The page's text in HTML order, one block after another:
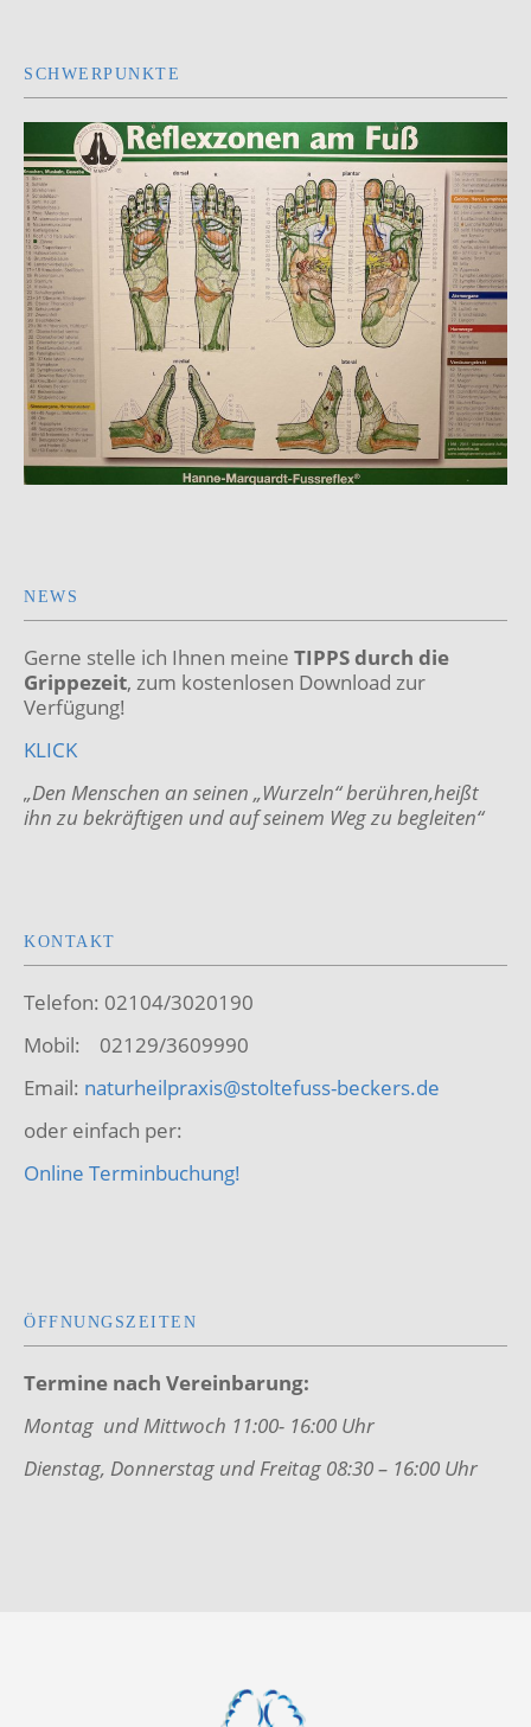
SCHWERPUNKTE
NEWS
Gerne stelle ich Ihnen meine TIPPS durch die
Grippezeit, zum kostenlosen Download zur
Verfügung!
KLICK
„Den Menschen an seinen „Wurzeln“ berühren,heißt
ihn zu bekräftigen und auf seinem Weg zu begleiten“
KONTAKT
Telefon: 02104/3020190
Mobil: 02129/3609990
Email: naturheilpraxis@stoltefuss-beckers.de
oder einfach per:
Online Terminbuchung!
ÖFFNUNGSZEITEN
Termine nach Vereinbarung:
Montag und Mittwoch 11:00- 16:00 Uhr
Dienstag, Donnerstag und Freitag 08:30 – 16:00 Uhr